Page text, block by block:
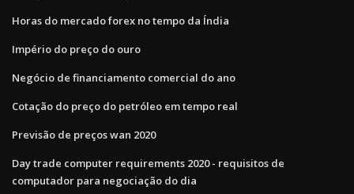
Horas do mercado forex no tempo da Índia
Império do preço do ouro
Negócio de financiamento comercial do ano
Cotação do preço do petróleo em tempo real
Previsão de preços wan 2020
Day trade computer requirements 2020 - requisitos de
computador para negociação do dia